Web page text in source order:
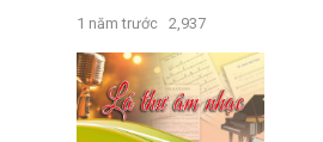
1 năm trước 2,937